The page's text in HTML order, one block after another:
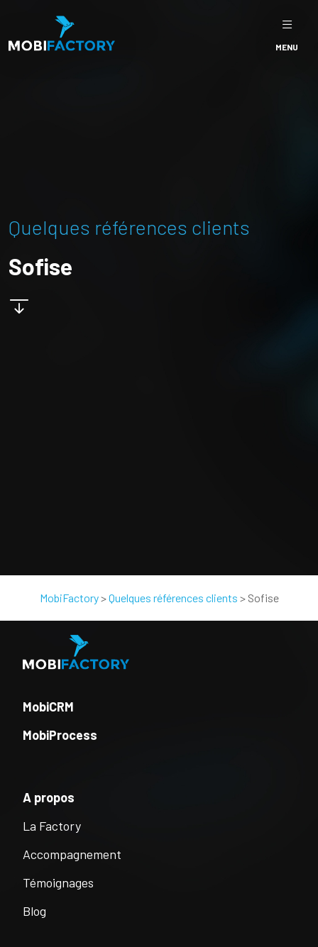
MENU
Quelques références clients
Sofise
MobiFactory>Quelques références clients > Sofise
MobiCRM
MobiProcess
A propos
La Factory
Accompagnement
Témoignages
Blog